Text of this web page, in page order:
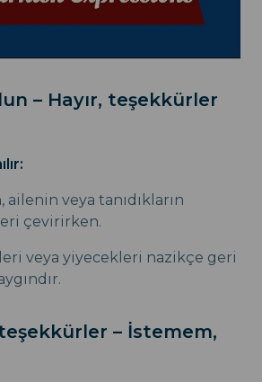
– Hayır, teşekkürler
ailenin veya tanıdıkların
çevirirken.
veya yiyecekleri nazikçe geri
– İstemem,